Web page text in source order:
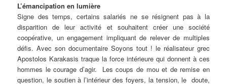
L’émancipation en lumière
Signe des temps, certains salariés ne se résignent pas à la
disparition de leur activité et souhaitent créer une société
coopérative, un engagement impliquant de relever de multiples
défis. Avec son documentaire Soyons tout ! le réalisateur grec
Apostolos Karakasis traque la force intérieure qui donnent à ces
hommes le courage d’agir. Les coups de mou et de remise en
question, le soutien à l’intérieur des foyers, la tension, le doute,